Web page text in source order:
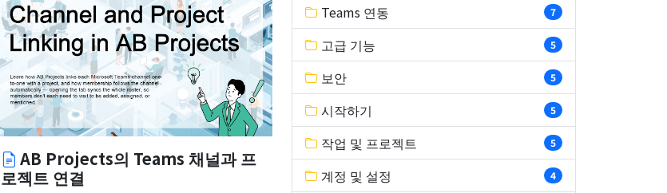
AB Projects의 Teams 채널과 프
로젝트 연결
Teams 연동 7
고급 기능 5
보안 5
시작하기 5
작업 및 프로젝트 5
계정 및 설정 4